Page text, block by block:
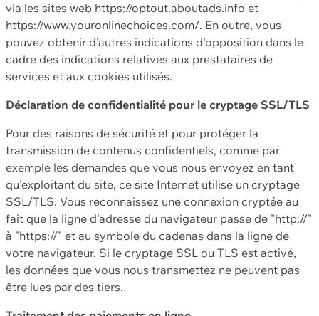
via les sites web https://optout.aboutads.info et
https://www.youronlinechoices.com/. En outre, vous
pouvez obtenir d'autres indications d'opposition dans le
cadre des indications relatives aux prestataires de
services et aux cookies utilisés.
Déclaration de confidentialité pour le cryptage SSL/TLS
Pour des raisons de sécurité et pour protéger la
transmission de contenus confidentiels, comme par
exemple les demandes que vous nous envoyez en tant
qu'exploitant du site, ce site Internet utilise un cryptage
SSL/TLS. Vous reconnaissez une connexion cryptée au
fait que la ligne d'adresse du navigateur passe de "http://"
à "https://" et au symbole du cadenas dans la ligne de
votre navigateur. Si le cryptage SSL ou TLS est activé,
les données que vous nous transmettez ne peuvent pas
être lues par des tiers.